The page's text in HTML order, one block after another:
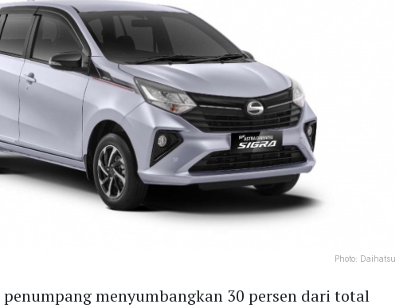
Photo: Daihatsu
penumpang menyumbangkan 30 persen dari total